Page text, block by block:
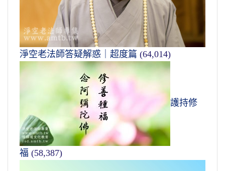
淨空老法師答疑解惑｜超度篇 (64,014)
護持修
福 (58,387)